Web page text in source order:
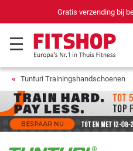
Gratis verzending bij
Tunturi Trainingshandschoenen